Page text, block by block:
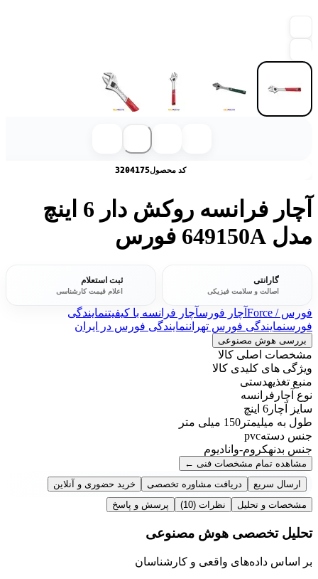
کد محصول3204175
آچار فرانسه روکش دار 6 اینچ
مدل 649150A فورس
گارانتی
اصالت و سلامت فیزیکی
ثبت استعلام
اعلام قیمت کارشناسی
فورس / Force آچار فورسآچار فرانسه با کیفیتنمایندگی
فورسنمایندگی فورس تهراننمایندگی فورس در ایران
بررسی هوش مصنوعی
مشخصات اصلی کالا
ویژگی های کلیدی کالا
منبع تغذیهدستی
نوع آچار فرانسه
سایز آچار 6 اینچ
طول به میلیمتر 150 میلی متر
جنس دستهpvc
جنس بدنهکروم-وانادیوم
مشاهده تمام مشخصات فنی ←
ارسال سریع
دریافت مشاوره تخصصی
خرید حضوری و آنلاین
مشخصات و تحلیل
نظرات (10) پرسش و پاسخ
تحلیل تخصصی هوش مصنوعی
بر اساس داده‌های واقعی و کارشناسان